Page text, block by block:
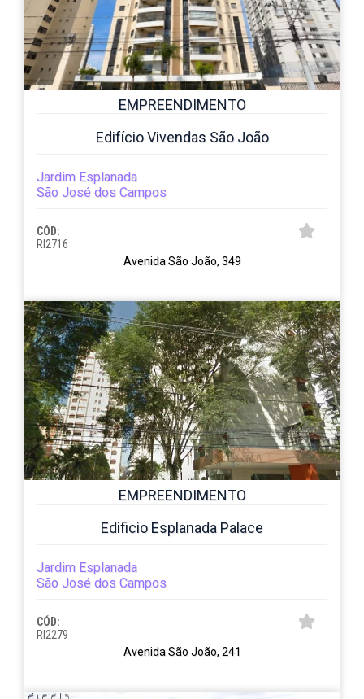
EMPREENDIMENTO
Edifício Vivendas São João
Jardim Esplanada
São José dos Campos
CÓD:
RI2716
Avenida São João, 349
EMPREENDIMENTO
Edificio Esplanada Palace
Jardim Esplanada
São José dos Campos
CÓD:
RI2279
Avenida São João, 241